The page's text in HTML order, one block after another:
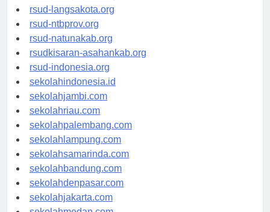
rsudtpi-kepriprov.org
rsud-langsakota.org
rsud-ntbprov.org
rsud-natunakab.org
rsudkisaran-asahankab.org
rsud-indonesia.org
sekolahindonesia.id
sekolahjambi.com
sekolahriau.com
sekolahpalembang.com
sekolahlampung.com
sekolahsamarinda.com
sekolahbandung.com
sekolahdenpasar.com
sekolahjakarta.com